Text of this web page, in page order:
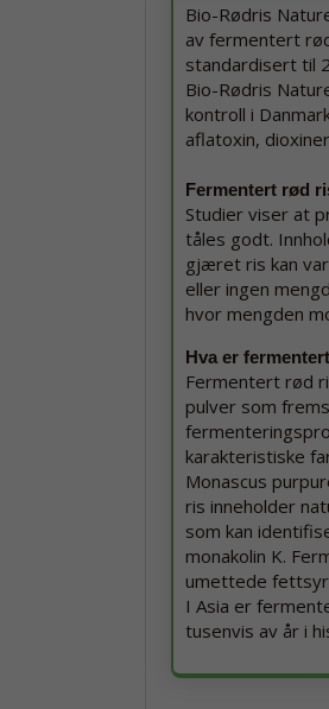
Bio-Rødris
av fermentert
standardisert til
Bio-Rødris
kontroll i
aflatoxin,
Fermentert rød
Studier viser at
tåles godt.
gjæret ris kan
eller ingen
hvor mengden
Hva er
Fermentert rød
pulver som
karakteristiske
Monascus
ris inneholder
som kan
monakolin K.
umettede
I Asia er
tusenvis av år i